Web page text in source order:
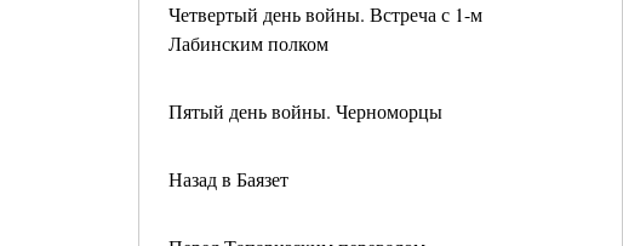
Четвертый день войны. Встреча с 1-м
Лабинским полком
Пятый день войны. Черноморцы
Назад в Баязет